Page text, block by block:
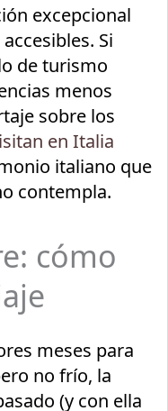
excepcional
Si
de turismo
menos
sobre los
en Italia
italiano que
contempla.
cómo
meses para
no frío, la
(y con ella